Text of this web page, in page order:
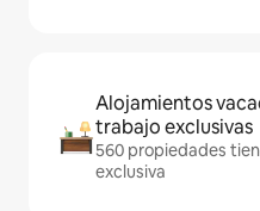
Alojamientos
trabajo exclusivas
560 propiedades
exclusiva